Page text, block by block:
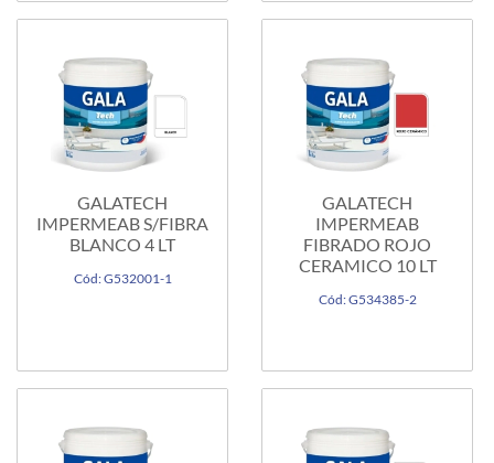
GALATECH
IMPERMEAB S/FIBRA
BLANCO 4 LT
Cód: G532001-1
GALATECH
IMPERMEAB
FIBRADO ROJO
CERAMICO 10 LT
Cód: G534385-2